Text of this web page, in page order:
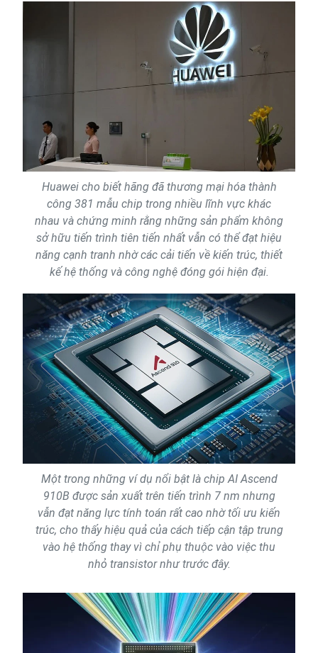
Huawei cho biết hãng đã thương mại hóa thành
công 381 mẫu chip trong nhiều lĩnh vực khác
nhau và chứng minh rằng những sản phẩm không
sở hữu tiến trình tiên tiến nhất vẫn có thể đạt hiệu
năng cạnh tranh nhờ các cải tiến về kiến trúc, thiết
kế hệ thống và công nghệ đóng gói hiện đại.
Một trong những ví dụ nổi bật là chip AI Ascend
910B được sản xuất trên tiến trình 7 nm nhưng
vẫn đạt năng lực tính toán rất cao nhờ tối ưu kiến
trúc, cho thấy hiệu quả của cách tiếp cận tập trung
vào hệ thống thay vì chỉ phụ thuộc vào việc thu
nhỏ transistor như trước đây.